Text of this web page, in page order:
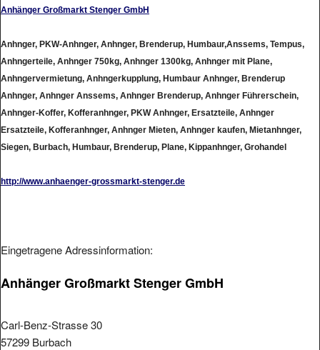
Anhänger Großmarkt Stenger GmbH
Anhnger, PKW-Anhnger, Anhnger, Brenderup, Humbaur,Anssems, Tempus,
Anhngerteile, Anhnger 750kg, Anhnger 1300kg, Anhnger mit Plane,
Anhngervermietung, Anhngerkupplung, Humbaur Anhnger, Brenderup
Anhnger, Anhnger Anssems, Anhnger Brenderup, Anhnger Führerschein,
Anhnger-Koffer, Kofferanhnger, PKW Anhnger, Ersatzteile, Anhnger
Ersatzteile, Kofferanhnger, Anhnger Mieten, Anhnger kaufen, Mietanhnger,
Siegen, Burbach, Humbaur, Brenderup, Plane, Kippanhnger, Grohandel
http://www.anhaenger-grossmarkt-stenger.de
Eingetragene Adressinformation:
Anhänger Großmarkt Stenger GmbH
Carl-Benz-Strasse 30
57299 Burbach